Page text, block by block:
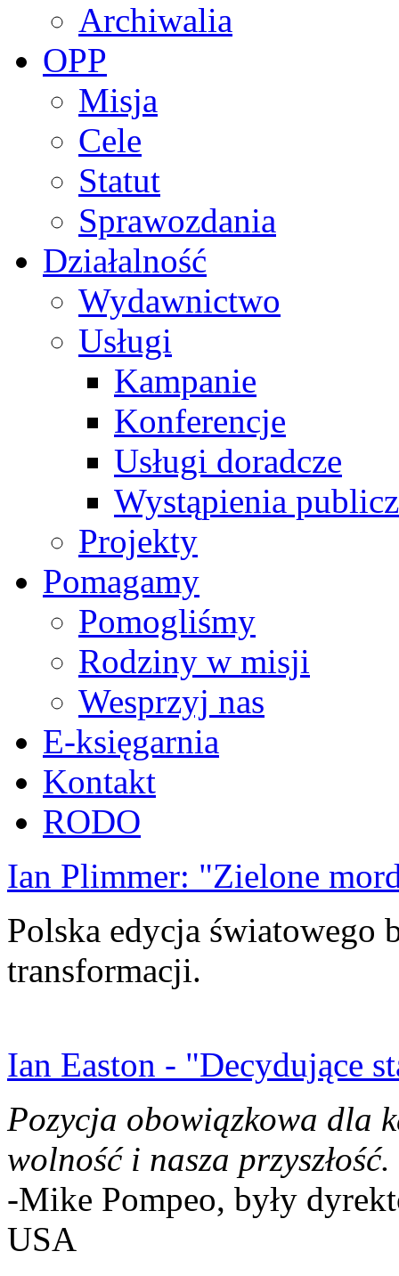
Archiwalia
OPP
Misja
Cele
Statut
Sprawozdania
Działalność
Wydawnictwo
Usługi
Kampanie
Konferencje
Usługi doradcze
Wystąpienia
Projekty
Pomagamy
Pomogliśmy
Rodziny w misji
Wesprzyj nas
E-księgarnia
Kontakt
RODO
Ian Plimmer: "Zielone
Polska edycja światowego
transformacji.
Ian Easton - "Decydujące
Pozycja obowiązkowa dla
wolność i nasza przyszłość.
-Mike Pompeo, były
USA